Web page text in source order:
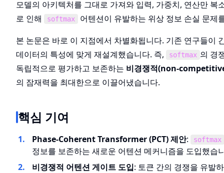
모델의 아키텍처를 그대로 가져와 입력, 가중치, 연산만 복
로 인해
softmax
어텐션이 유발하는 위상 정보 손실 문제
본 논문은 바로 이 지점에서 차별화됩니다. 기존 연구들이
데이터의 특성에 맞게 재설계했습니다. 즉,
softmax 의 경
독립적으로 평가하고 보존하는 비경쟁적(non-
의 잠재력을 최대한으로 이끌어냈습니다.
핵심 기여
Phase-Coherent Transformer (PCT) 제안: softmax
정보를 보존하는 새로운 어텐션 메커니즘을 도입했습
비경쟁적 어텐션 게이트 도입: 토큰 간의 경쟁을 유발